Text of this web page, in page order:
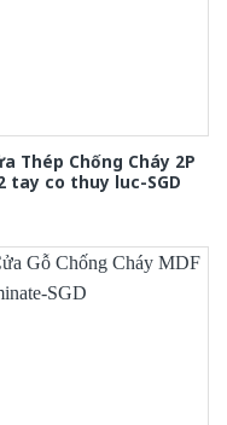
Thép Chống Cháy 2P
tay co thuy luc-SGD